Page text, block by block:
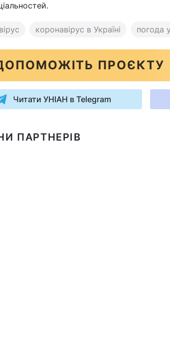
коронавірус в Україні погода
ПРОЄКТУ
Читати УНІАН в Telegram
ПАРТНЕРІВ